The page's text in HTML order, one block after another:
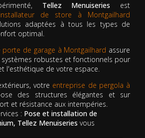
Tellez Menuiseries est
installateur de store à Montgailhard
adaptées à tous les types de
optimal.
de garage à Montgailhard assure
robustes et fonctionnels pour
l'esthétique de votre espace.
votre entreprise de pergola à
des structures élégantes et sur
et résistance aux intempéries.
: Pose et installation de
Tellez Menuiseries vous